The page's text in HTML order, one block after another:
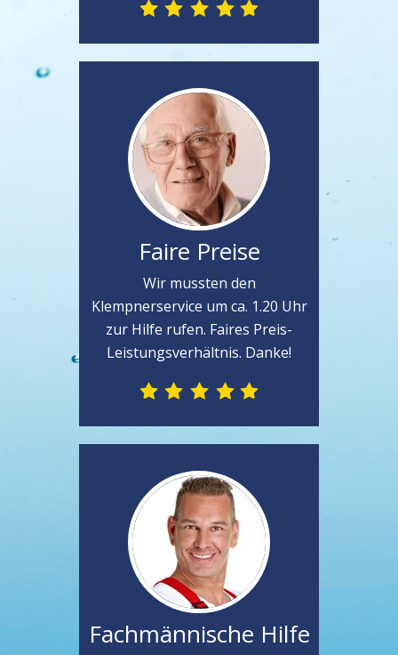
Faire Preise
Wir mussten den
Klempnerservice um ca. 1.20 Uhr
zur Hilfe rufen. Faires Preis-
Leistungsverhältnis. Danke!
Fachmännische Hilfe